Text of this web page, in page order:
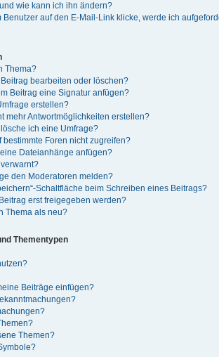
wie kann ich ihn ändern?
Benutzer auf den E-Mail-Link klicke, werde ich
Thema?
bearbeiten oder löschen?
Beitrag eine Signatur anfügen?
erstellen?
mehr Antwortmöglichkeiten erstellen?
ich eine Umfrage?
bestimmte Foren nicht zugreifen?
Dateianhänge anfügen?
den Moderatoren melden?
Schaltfläche beim Schreiben eines Beitrags?
erst freigegeben werden?
Thema als neu?
Thementypen
Beiträge einfügen?
Themen?